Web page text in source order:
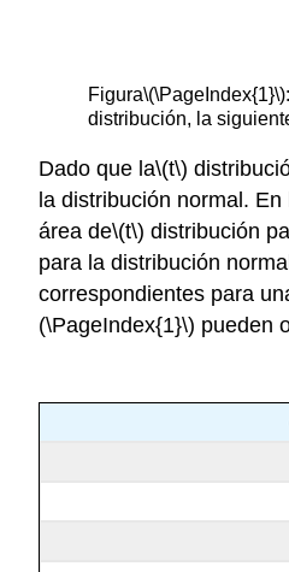
Figura\(\PageIndex{1}\)
distribución, la
Dado que la\(t\)
la distribución normal. En
área de\(t\) distribución
para la distribución
correspondientes para
(\PageIndex{1}\) pueden